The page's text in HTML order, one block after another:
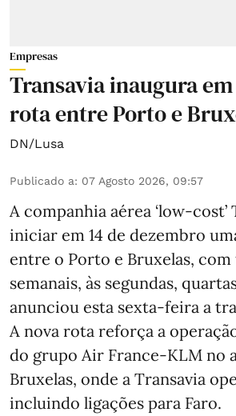
Empresas
Transavia inaugura
rota entre Porto e
DN/Lusa
Publicado a: 07 Agosto 2026, 09:57
A companhia aérea ‘low-cost’
iniciar em 14 de dezembro
entre o Porto e Bruxelas, com
semanais, às segundas,
anunciou esta sexta-feira a
A nova rota reforça a
do grupo Air France-KLM no
Bruxelas, onde a Transavia
incluindo ligações para Faro.